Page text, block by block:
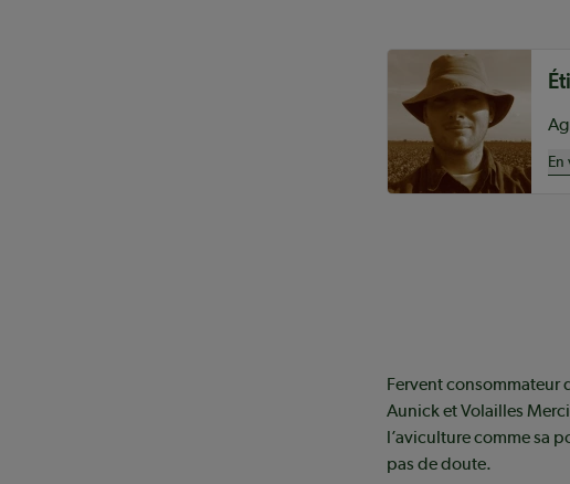
Auteurs de contenu
En
Fervent consommateur
Aunick et Volailles
l’aviculture comme sa
pas de doute.